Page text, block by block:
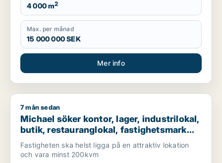
4 000 m2
Max. per månad
15 000 000 SEK
Mer info
Michael söker kontor, lager, industrilokal, butik,
7 mån sedan
Michael söker kontor, lager, industrilokal,
butik, restauranglokal, fastighetsmark
eller bostadsfastighet till salu i Lund
Fastigheten ska helst ligga på en attraktiv lokation
och vara minst 200kvm